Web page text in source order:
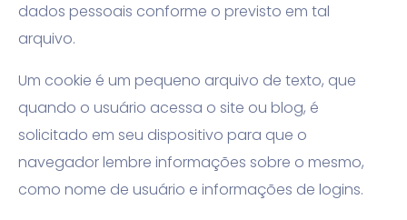
dados pessoais conforme o previsto em tal
arquivo.
Um cookie é um pequeno arquivo de texto, que
quando o usuário acessa o site ou blog, é
solicitado em seu dispositivo para que o
navegador lembre informações sobre o mesmo,
como nome de usuário e informações de logins.